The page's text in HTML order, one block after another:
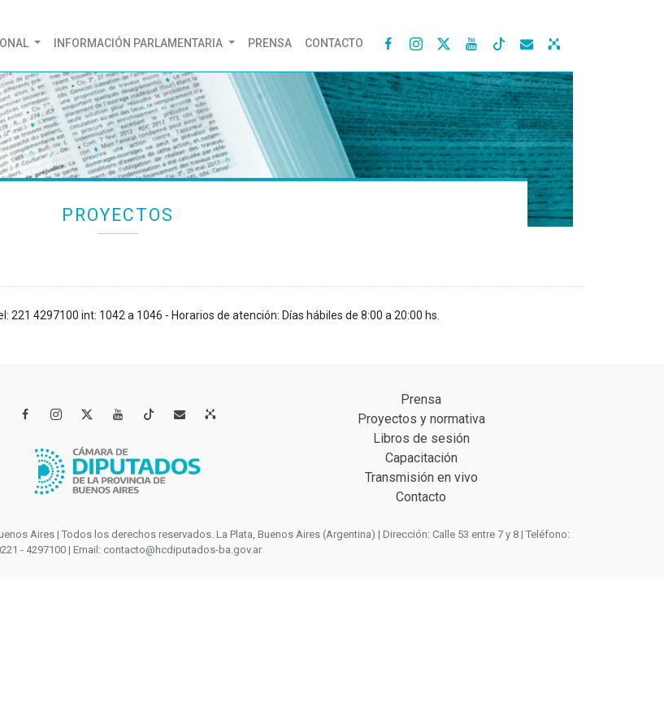
INFORMACIÓN PARLAMENTARIA PRENSA CONTACTO    
PROYECTOS
221 4297100 int: 1042 a 1046 - Horarios de atención: Días hábiles de 8:00 a 20:00 hs.
   
Prensa
Proyectos y normativa
Libros de sesión
Capacitación
Transmisión en vivo
Contacto
Aires | Todos los derechos reservados. La Plata, Buenos Aires (Argentina) | Dirección: Calle 53 entre 7 y 8 | Teléfono:
- 4297100 | Email: contacto@hcdiputados-ba.gov.ar